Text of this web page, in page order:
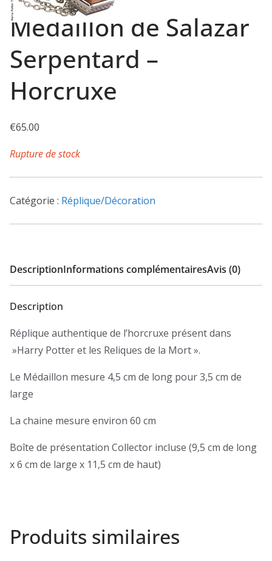
Médaillon de Salazar
Serpentard –
Horcruxe
€65.00
Rupture de stock
Catégorie : Réplique/Décoration
DescriptionInformations complémentairesAvis (0)
Description
Réplique authentique de l’horcruxe présent dans
»Harry Potter et les Reliques de la Mort ».
Le Médaillon mesure 4,5 cm de long pour 3,5 cm de
large
La chaine mesure environ 60 cm
Boîte de présentation Collector incluse (9,5 cm de long
x 6 cm de large x 11,5 cm de haut)
Produits similaires